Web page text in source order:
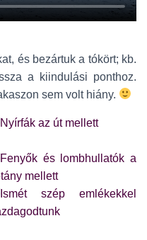
és bezártuk a tókört; kb.
a kiindulási ponthoz.
sem volt hiány.